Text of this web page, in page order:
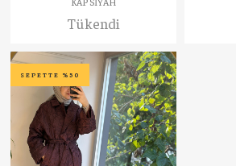
Tükendi
SEPETTE %50